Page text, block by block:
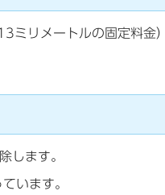
リメートルの固定料金
します。
います。